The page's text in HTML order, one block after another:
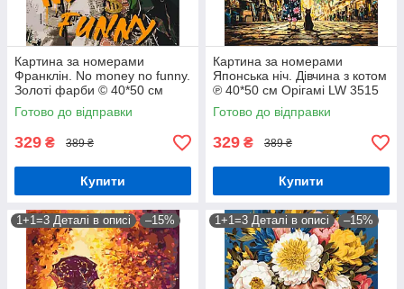
Картина за номерами
Франклін. No money no funny.
Золоті фарби © 40*50 см
Орігамі LW 3284
Готово до відправки
329 ₴ 389 ₴
Купити
Картина за номерами
Японська ніч. Дівчина з котом
℗ 40*50 см Орігамі LW 3515
Готово до відправки
329 ₴ 389 ₴
Купити
1+1=3 Деталі в описі –15% 1+1=3 Деталі в описі –15%